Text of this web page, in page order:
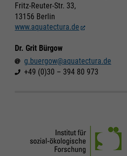
Fritz-Reuter-Str. 33,
13156 Berlin
www.aquatectura.de
Dr. Grit Bürgow
g.buergow@aquatectura.de
+49 (0)30 – 394 80 973